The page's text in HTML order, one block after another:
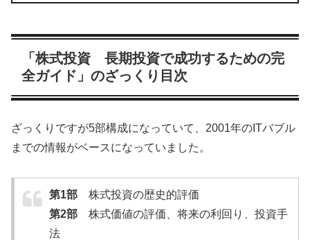
「株式投資 長期投資で成功するための完
全ガイド」のざっくり目次
ざっくりですが5部構成になっていて、2001年のITバブル
までの情報がベースになっていました。
第1部 株式投資の歴史的評価
第2部 株式価値の評価、将来の利回り、投資手
法